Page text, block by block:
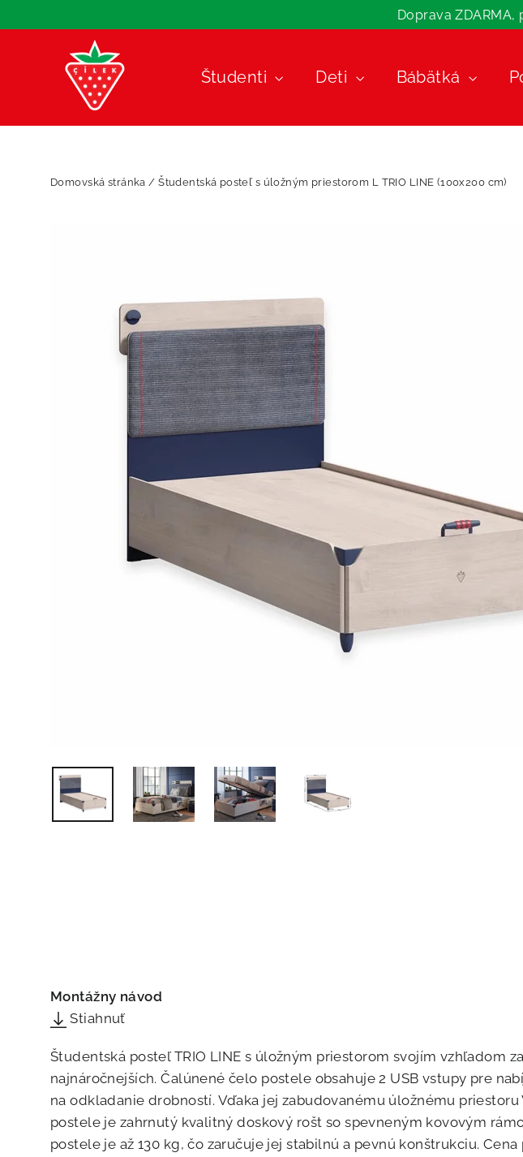
na
Doprava
Študenti Deti Bábätká
Domovská stránka / Študentská posteľ s úložným priestorom L TRIO LINE (100x200 cm)
Montážny návod
Stiahnuť
Študentská posteľ TRIO LINE s úložným priestorom svojím vzhľadom
najnáročnejších. Čalúnené čelo postele obsahuje 2 USB vstupy pre
na odkladanie drobností. Vďaka jej zabudovanému úložnému
postele je zahrnutý kvalitný doskový rošt so spevneným kovovým
postele je až 130 kg, čo zaručuje jej stabilnú a pevnú konštrukciu.